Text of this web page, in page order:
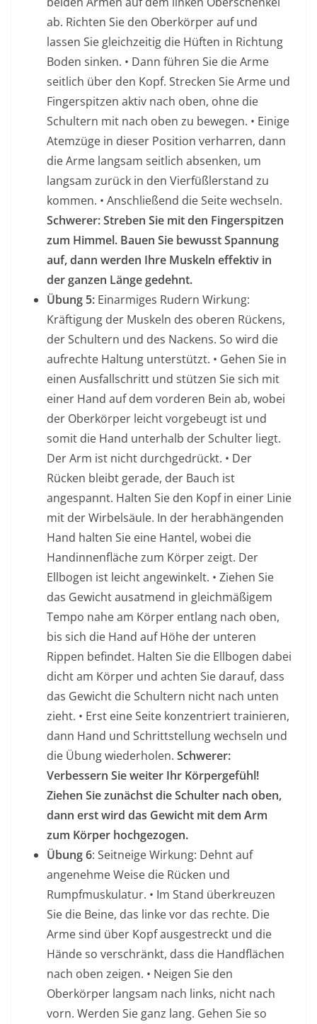
ab. Richten Sie den Oberkörper auf und
lassen Sie gleichzeitig die Hüften in Richtung
Boden sinken. • Dann führen Sie die Arme
seitlich über den Kopf. Strecken Sie Arme und
Fingerspitzen aktiv nach oben, ohne die
Schultern mit nach oben zu bewegen. • Einige
Atemzüge in dieser Position verharren, dann
die Arme langsam seitlich absenken, um
langsam zurück in den Vierfüßlerstand zu
kommen. • Anschließend die Seite wechseln.
Schwerer: Streben Sie mit den Fingerspitzen
zum Himmel. Bauen Sie bewusst Spannung
auf, dann werden Ihre Muskeln effektiv in
der ganzen Länge gedehnt.
Übung 5: Einarmiges Rudern Wirkung:
Kräftigung der Muskeln des oberen Rückens,
der Schultern und des Nackens. So wird die
aufrechte Haltung unterstützt. • Gehen Sie in
einen Ausfallschritt und stützen Sie sich mit
einer Hand auf dem vorderen Bein ab, wobei
der Oberkörper leicht vorgebeugt ist und
somit die Hand unterhalb der Schulter liegt.
Der Arm ist nicht durchgedrückt. • Der
Rücken bleibt gerade, der Bauch ist
angespannt. Halten Sie den Kopf in einer Linie
mit der Wirbelsäule. In der herabhängenden
Hand halten Sie eine Hantel, wobei die
Handinnenfläche zum Körper zeigt. Der
Ellbogen ist leicht angewinkelt. • Ziehen Sie
das Gewicht ausatmend in gleichmäßigem
Tempo nahe am Körper entlang nach oben,
bis sich die Hand auf Höhe der unteren
Rippen befindet. Halten Sie die Ellbogen dabei
dicht am Körper und achten Sie darauf, dass
das Gewicht die Schultern nicht nach unten
zieht. • Erst eine Seite konzentriert trainieren,
dann Hand und Schrittstellung wechseln und
die Übung wiederholen. Schwerer:
Verbessern Sie weiter Ihr Körpergefühl!
Ziehen Sie zunächst die Schulter nach oben,
dann erst wird das Gewicht mit dem Arm
zum Körper hochgezogen.
Übung 6: Seitneige Wirkung: Dehnt auf
angenehme Weise die Rücken und
Rumpfmuskulatur. • Im Stand überkreuzen
Sie die Beine, das linke vor das rechte. Die
Arme sind über Kopf ausgestreckt und die
Hände so verschränkt, dass die Handflächen
nach oben zeigen. • Neigen Sie den
Oberkörper langsam nach links, nicht nach
vorn. Werden Sie ganz lang. Gehen Sie so